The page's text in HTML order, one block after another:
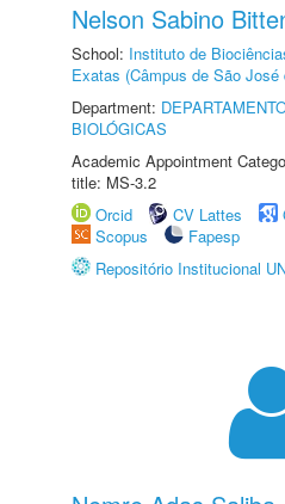
Nelson Sabino
School: Instituto de
Exatas (Câmpus de São José
Department:
BIOLÓGICAS
Academic Appointment
title: MS-3.2
Orcid
CV Lattes
Scopus
Fapesp
Repositório Institucional